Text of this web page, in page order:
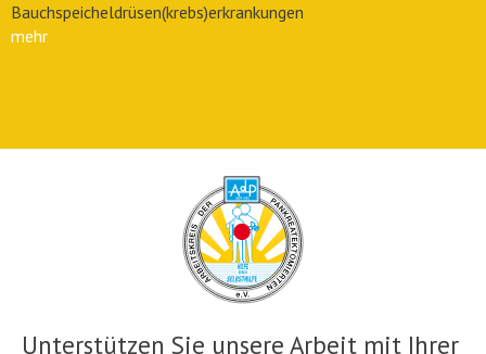
Bauchspeicheldrüsen(krebs)erkrankungen
mehr
Unterstützen Sie unsere Arbeit mit Ihrer